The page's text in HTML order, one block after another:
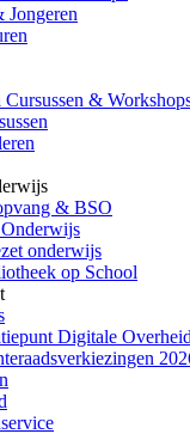
Jongeren
Cursussen &
& BSO
onderwijs
op School
Digitale Overheid